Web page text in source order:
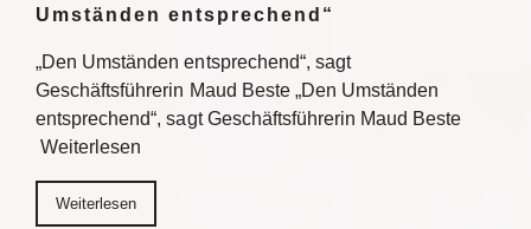
Umständen entsprechend“
„Den Umständen entsprechend“, sagt
Geschäftsführerin Maud Beste „Den Umständen
entsprechend“, sagt Geschäftsführerin Maud Beste
Weiterlesen
Weiterlesen